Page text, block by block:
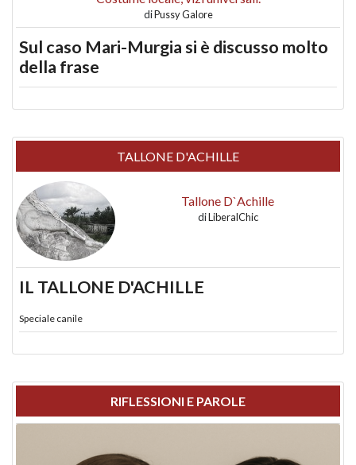
diPussy Galore
Sul caso Mari-Murgia si è discusso molto
della frase
TALLONE D'ACHILLE
Tallone D`Achille
diLiberalChic
IL TALLONE D'ACHILLE
Speciale canile
RIFLESSIONI E PAROLE